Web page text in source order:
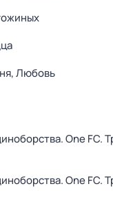
Любовь
One FC.
One FC.